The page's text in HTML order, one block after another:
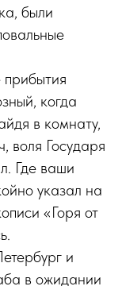
были
когда
в комнату,
воля Государя
Где ваши
указал на
«Горя от
и
в ожидании